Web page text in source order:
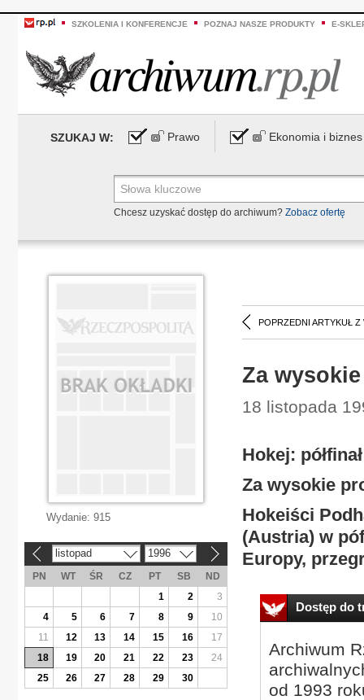
SZKOLENIA I KONFERENCJE POZNAJ NASZE PRODUKTY E-
SZUKAJ W: Prawo Ekonomia i biznes
Chcesz uzyskać dostęp do archiwum? Zobacz ofertę
POPRZEDNI ARTYKUŁ Z
Za
18 listopada
Hokej:
Za wysokie
Hokeiści
(Austria) w
Europy,
Dostęp do
Archiwum
od 1993
Wydanie: 915
listopad 1996
PN WT ŚR CZ PT SB
ND
1
2
3
4
5 6 7 8 9
10
11
12 13 14 15 16
17
18
19 20 21 22 23
24
25
26 27 28 29 30